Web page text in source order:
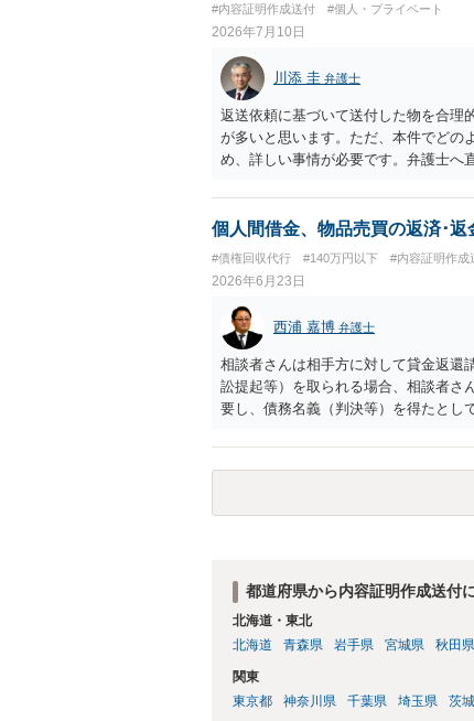
断できるのであれば、まずは交渉から
との立証は簡単ではありません。 刑
すが、民事上の詐欺の立証以上に難し
被害相談をするようにしてください。
弁護士にご相談された方が良いかと思
#内容証明作成送付 #個人・プライベート
2026年7月10日
川添 圭 弁護士
返送依頼に基づいて送付した物を合理
が多いと思います。ただ、本件でどの
め、詳しい事情が必要です。弁護士へ
個人間借金、物品売買の返済･返
#債権回収代行 #140万円以下 #内容証明作成
2026年6月23日
西浦 嘉博 弁護士
相談者さんは相手方に対して貸金返還
訟提起等）を取られる場合、相談者さ
要し、債務名義（判決等）を得たとし
ありますが）法テラスでの相談を検討
都道府県から内容証明作成送付
北海道・東北
北海道
青森県 岩手県 宮城県 秋田県
関東
東京都
神奈川県 千葉県 埼玉県 茨